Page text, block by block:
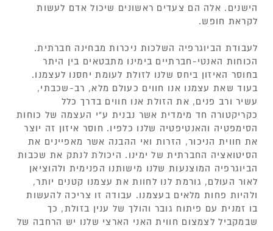
הישנים. אלה הם צעדים ראשונים שיכול אדם לעשות
לקראת חופש.
לעבודת הביוגרפיה השלכות ניכרות מבחינה חברתית.
הכוחות האנטי-חברתיים בימינו מתבטאים בין היתר
בחוסר האיזון ביחס שלנו לזולת לעומת יחסנו לעצמנו.
בעוד שאת עצמנו אנו חווים כעולם מלא, רב-שכבתי,
עשיר ורב פנים, את הזולת אנו חווים בדרך כלל
כקריקטורה חד מימדית אשר נבנית ע"י העצמה של כוחות
הסימפטיה והאנטיפטיה שלנו כלפיו. חוסר איזון זה יוצר
את חווית הניכור, הזרות ואי ההבנה אשר מאפיינים את
הסיטואציה החברתית של ימינו. היכולת לנתק את שכבות
הביוגרפיה המוצנעות שלנו מישותנו הפנימית ולהוציאן
לאור העולם, גורמת לנו לחוות את עצמנו קטנים יותר,
ולהיות פחות מלאים בעצמנו. עבודה זו צריכה להעשות
בו זמנית עם פיתוח גובר והולך של ענין בזולת, כך
שבמקביל לצמצום חווית האני הארצי שלנו יש הרחבה של